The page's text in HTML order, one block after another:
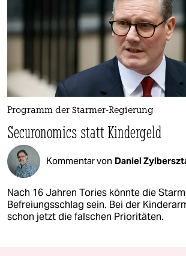
Programm der Starmer-Regierung
Securonomics statt Kindergeld
Kommentar von Daniel
Nach 16 Jahren Tories könnte die
Befreiungsschlag sein. Bei der
schon jetzt die falschen Prioritäten.